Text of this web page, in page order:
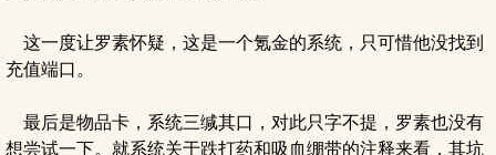
这一度让罗素怀疑，这是一个氪金的系统，只可惜他没找到
充值端口。
最后是物品卡，系统三缄其口，对此只字不提，罗素也没有
想尝试一下。就系统关于跌打药和吸血绷带的注释来看，其坑